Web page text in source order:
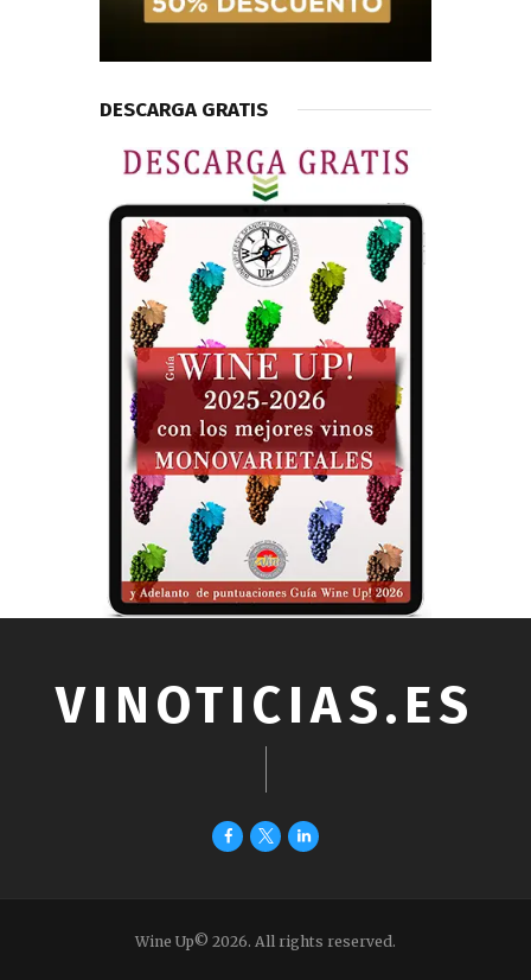
DESCARGA GRATIS
VINOTICIAS.ES
Wine Up© 2026. All rights reserved.